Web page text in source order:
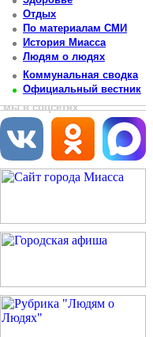
Отдых
По материалам СМИ
История Миасса
Людям о людях
Коммунальная сводка
Официальный вестник
мы в соцсетях